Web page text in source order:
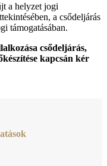
a helyzet jogi
a csődeljárás
támogatásában.
csődeljárás,
kapcsán kér